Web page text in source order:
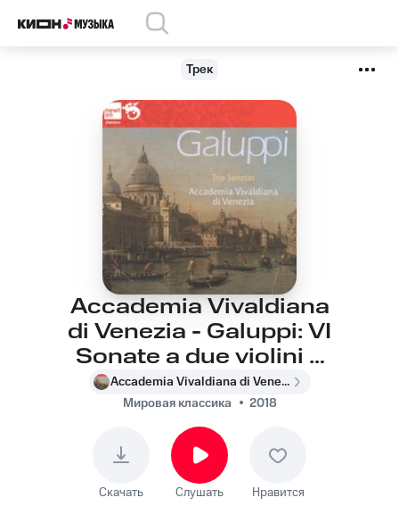
Трек
Accademia Vivaldiana
di Venezia - Galuppi: VI
Sonate a due violini e
basso, Sonata No. 4 in
G: III. Allegro
Accademia Vivaldiana di Venezia
Мировая классика
2018
Скачать Слушать Нравится